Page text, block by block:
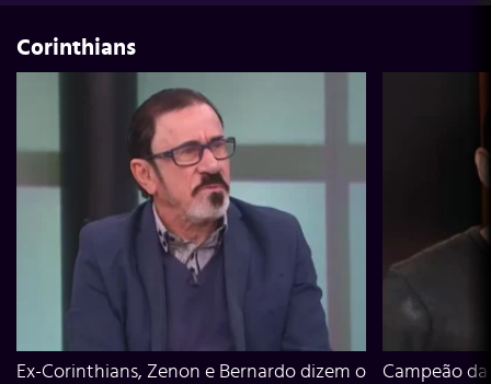
Corinthians
Ex-Corinthians, Zenon e Bernardo dizem o
Campeão